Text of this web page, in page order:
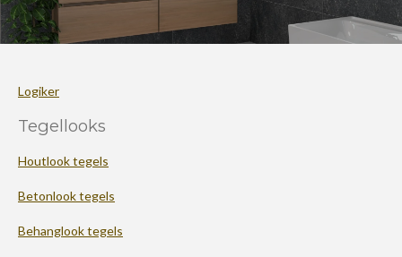
Logiker
Tegellooks
Houtlook tegels
Betonlook tegels
Behanglook tegels